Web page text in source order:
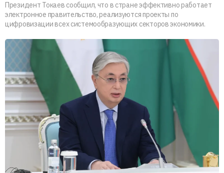
Президент Токаев сообщил, что в стране эффективно работает
электронное правительство, реализуются проекты по
цифровизации всех системообразующих секторов экономики.